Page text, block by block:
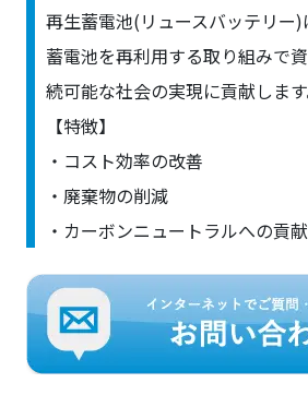
再生蓄電池(リュースバッテリー
蓄電池を再利用する取り組みで
続可能な社会の実現に貢献します
【特徴】
・コスト効率の改善
・廃棄物の削減
・カーボンニュートラルへの貢献